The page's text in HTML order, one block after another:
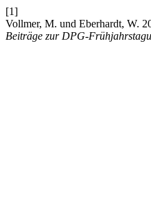
[1]
Vollmer, M. und Eberhardt, W.
Beiträge zur DPG-